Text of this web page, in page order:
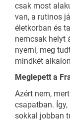
csak most
van, a rutinos
életkorban és
nemcsak helyt
nyerni, meg
mindkét
Meglepett a
Azért nem,
csapatban.
sokkal jobban